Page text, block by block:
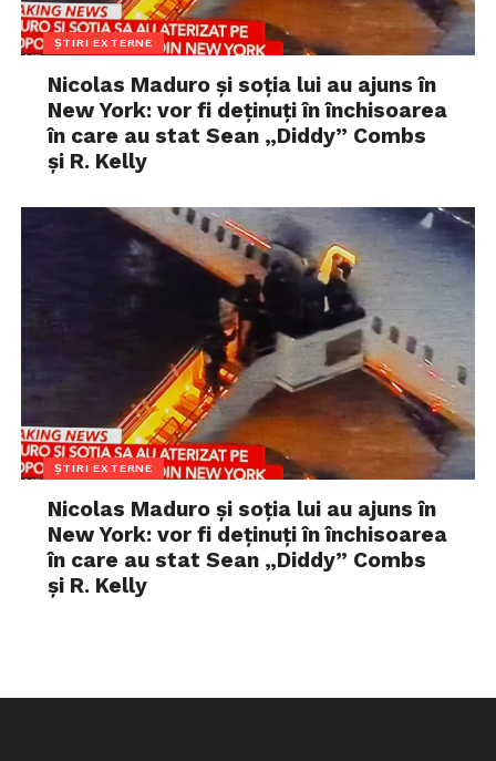
ȘTIRI EXTERNE
Nicolas Maduro și soția lui au ajuns în
New York: vor fi deținuți în închisoarea
în care au stat Sean „Diddy” Combs
și R. Kelly
ȘTIRI EXTERNE
Nicolas Maduro și soția lui au ajuns în
New York: vor fi deținuți în închisoarea
în care au stat Sean „Diddy” Combs
și R. Kelly